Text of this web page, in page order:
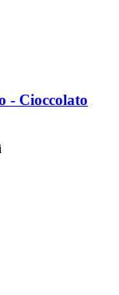
-​ Cioccolato